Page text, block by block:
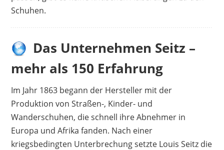
Schuhen.
Das Unternehmen Seitz –
mehr als 150 Erfahrung
Im Jahr 1863 begann der Hersteller mit der
Produktion von Straßen-, Kinder- und
Wanderschuhen, die schnell ihre Abnehmer in
Europa und Afrika fanden. Nach einer
kriegsbedingten Unterbrechung setzte Louis Seitz die